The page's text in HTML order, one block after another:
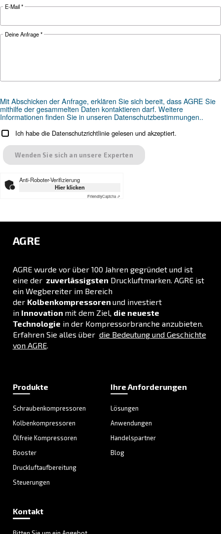
Funktionen, Einstellungen und Tipps zur
Fehlerbehebung für eine effiziente Leistung
Sicherheit von Pneumatiksystemen
Suchen Sie das richtige
Ihre Anwendung?
ANWENDUNGSBEREICH
Gehen Sie zu unserer Anwendungsseite